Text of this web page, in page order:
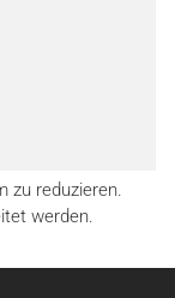
zu reduzieren.
werden.